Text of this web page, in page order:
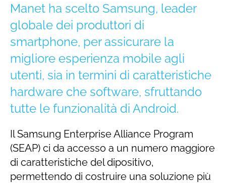
Manet ha scelto Samsung, leader
globale dei produttori di
smartphone, per assicurare la
migliore esperienza mobile agli
utenti, sia in termini di caratteristiche
hardware che software, sfruttando
tutte le funzionalità di Android.
Il Samsung Enterprise Alliance Program
(SEAP) ci da accesso a un numero maggiore
di caratteristiche del dipositivo,
permettendo di costruire una soluzione più